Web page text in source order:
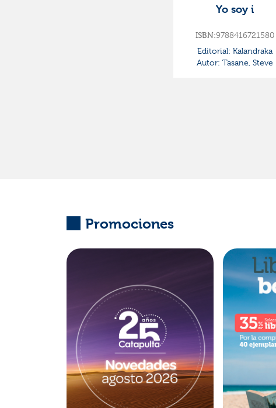
Yo soy i
ISBN:9788416721580
Editorial: Kalandraka
Autor: Tasane, Steve
Promociones